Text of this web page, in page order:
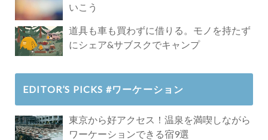
いこう
道具も車も買わずに借りる。モノを持たず
にシェア&サブスクでキャンプ
EDITOR’S PICKS #ワーケーション
東京から好アクセス！温泉を満喫しながら
ワーケーションできる宿9選